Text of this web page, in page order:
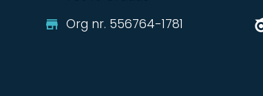
Org nr. 556764-1781